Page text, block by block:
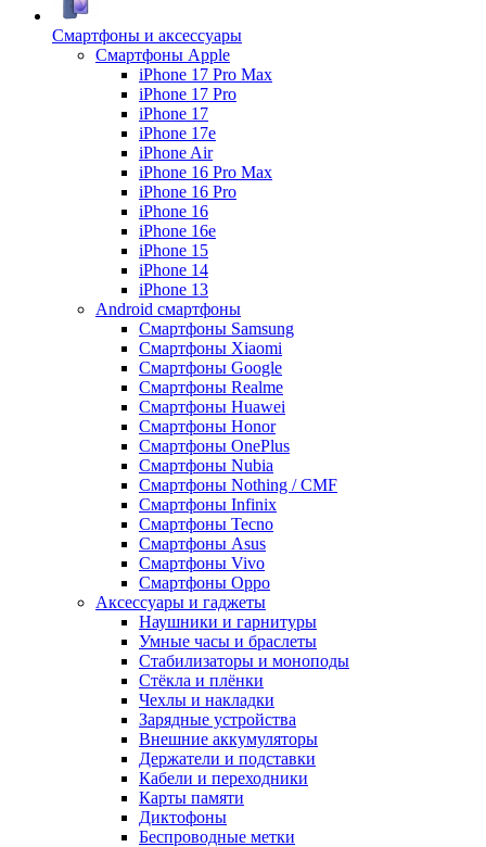
Смартфоны и аксессуары
Смартфоны Apple
iPhone 17 Pro Max
iPhone 17 Pro
iPhone 17
iPhone 17e
iPhone Air
iPhone 16 Pro Max
iPhone 16 Pro
iPhone 16
iPhone 16e
iPhone 15
iPhone 14
iPhone 13
Android cмартфоны
Смартфоны Samsung
Смартфоны Xiaomi
Смартфоны Google
Смартфоны Realme
Смартфоны Huawei
Смартфоны Honor
Смартфоны OnePlus
Смартфоны Nubia
Смартфоны Nothing / CMF
Смартфоны Infinix
Смартфоны Tecno
Смартфоны Asus
Смартфоны Vivo
Смартфоны Oppo
Аксессуары и гаджеты
Наушники и гарнитуры
Умные часы и браслеты
Стабилизаторы и моноподы
Стёкла и плёнки
Чехлы и накладки
Зарядные устройства
Внешние аккумуляторы
Держатели и подставки
Кабели и переходники
Карты памяти
Диктофоны
Беспроводные метки